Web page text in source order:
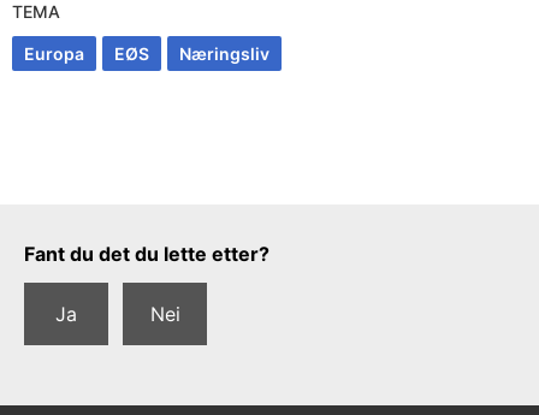
TEMA
Europa EØS Næringsliv
Tilbakemeldingsskjema
Fant du det du lette etter?
Ja Nei